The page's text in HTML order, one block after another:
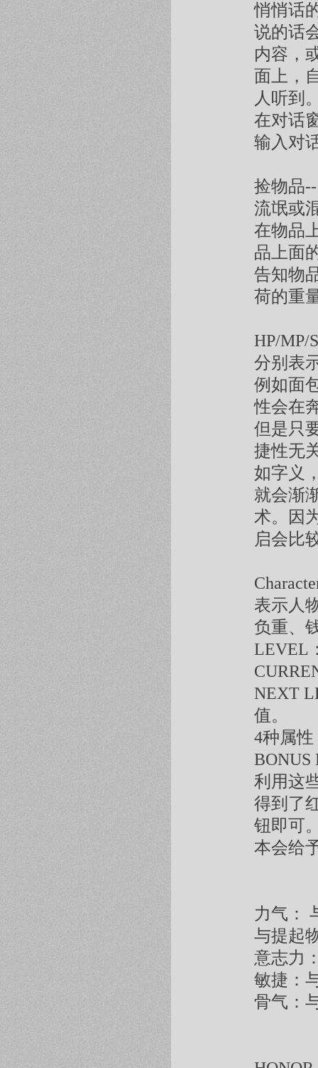
悄悄话
说的话
内容，
面上，
人听到
在对话
输入对
捡物品--
流氓或
在物品
品上面
告知物
荷的重
HP/MP/
分别表
例如面
性会在
但是只
捷性无
如字义
就会渐
术。因
启会比
表示人
负重、
LEVEL
NEXT
值。
4种属
BONUS
利用这
得到了
钮即可
本会给
力气：
与提起
意志力
敏捷：
骨气：